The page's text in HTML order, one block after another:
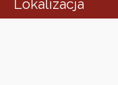
Lokalizacja